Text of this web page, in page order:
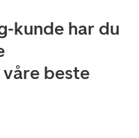
kunde har du
beste